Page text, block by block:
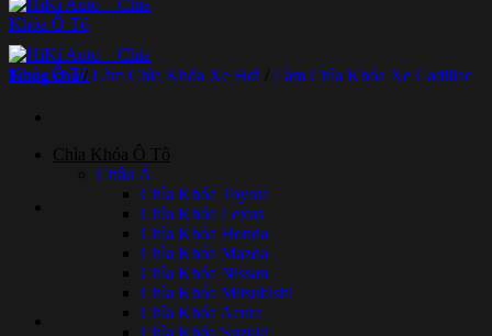
Chìa Khóa Ô Tô
Châu Á
Chìa Khóa Toyota
Chìa Khóa Lexus
Chìa Khóa Honda
Chìa Khóa Mazda
Chìa Khóa Nissan
Chìa Khóa Mitsubishi
Chìa Khóa Acura
Chìa Khóa Suzuki
Trang chủ / Làm Chìa Khóa Xe Hơi Làm Chìa Khóa Xe Cadillac